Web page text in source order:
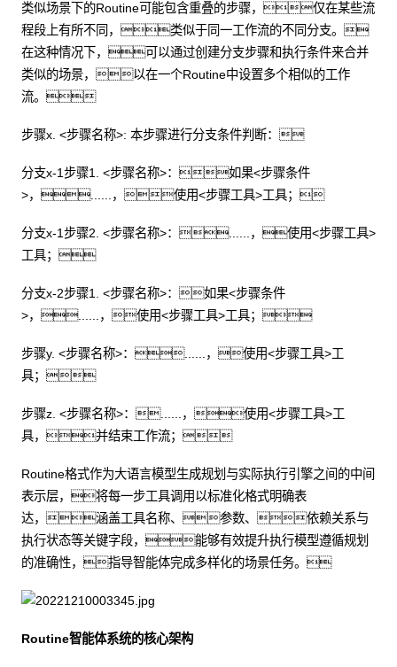
类似场景下的Routine可能包含重叠的步骤，仅在某些流
程段上有所不同，类似于同一工作流的不同分支。
在这种情况下，可以通过创建分支步骤和执行条件来合并
类似的场景，以在一个Routine中设置多个相似的工作
流。
步骤x. <步骤名称>: 本步骤进行分支条件判断：
分支x-1步骤1. <步骤名称>：如果<步骤条件
>，......，使用<步骤工具>工具；
分支x-1步骤2. <步骤名称>：......，使用<步骤工具>
工具；
分支x-2步骤1. <步骤名称>：如果<步骤条件
>，......，使用<步骤工具>工具；
步骤y. <步骤名称>：......，使用<步骤工具>工
具；
步骤z. <步骤名称>：......，使用<步骤工具>工
具，并结束工作流；
Routine格式作为大语言模型生成规划与实际执行引擎之间的中间
表示层，将每一步工具调用以标准化格式明确表
达，涵盖工具名称、参数、依赖关系与
执行状态等关键字段，能够有效提升执行模型遵循规划
的准确性，指导智能体完成多样化的场景任务。
Routine智能体系统的核心架构